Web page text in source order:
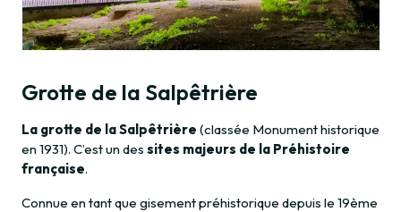
Grotte de la Salpêtrière
La grotte de la Salpêtrière (classée Monument historique
en 1931). C’est un des sites majeurs de la Préhistoire
française.
Connue en tant que gisement préhistorique depuis le 19ème